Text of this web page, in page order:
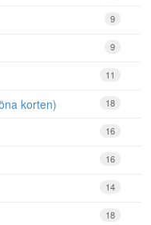
9
9
11
18
korten)
16
16
14
18